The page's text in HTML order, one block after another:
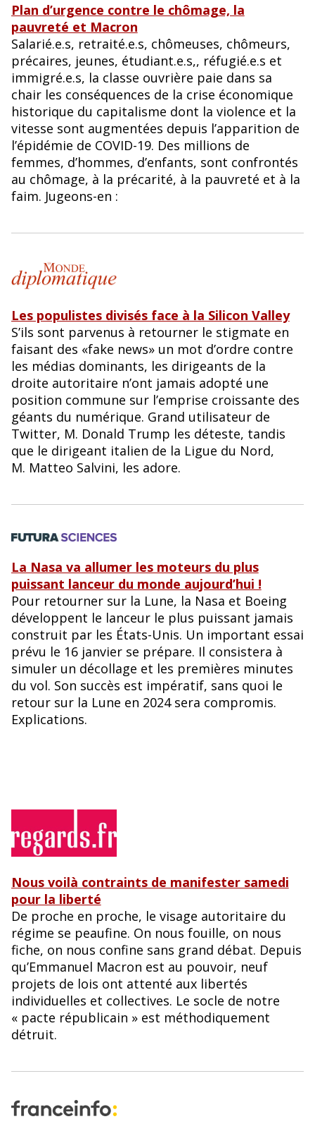
Plan d’urgence contre le chômage, la
pauvreté et Macron
Salarié.e.s, retraité.e.s, chômeuses, chômeurs,
précaires, jeunes, étudiant.e.s,, réfugié.e.s et
immigré.e.s, la classe ouvrière paie dans sa
chair les conséquences de la crise économique
historique du capitalisme dont la violence et la
vitesse sont augmentées depuis l’apparition de
l’épidémie de COVID-19. Des millions de
femmes, d’hommes, d’enfants, sont confrontés
au chômage, à la précarité, à la pauvreté et à la
faim. Jugeons-en :
Les populistes divisés face à la Silicon Valley
S’ils sont parvenus à retourner le stigmate en
faisant des «fake news» un mot d’ordre contre
les médias dominants, les dirigeants de la
droite autoritaire n’ont jamais adopté une
position commune sur l’emprise croissante des
géants du numérique. Grand utilisateur de
Twitter, M. Donald Trump les déteste, tandis
que le dirigeant italien de la Ligue du Nord,
M. Matteo Salvini, les adore.
La Nasa va allumer les moteurs du plus
puissant lanceur du monde aujourd’hui !
Pour retourner sur la Lune, la Nasa et Boeing
développent le lanceur le plus puissant jamais
construit par les États-Unis. Un important essai
prévu le 16 janvier se prépare. Il consistera à
simuler un décollage et les premières minutes
du vol. Son succès est impératif, sans quoi le
retour sur la Lune en 2024 sera compromis.
Explications.
Nous voilà contraints de manifester samedi
pour la liberté
De proche en proche, le visage autoritaire du
régime se peaufine. On nous fouille, on nous
fiche, on nous confine sans grand débat. Depuis
qu’Emmanuel Macron est au pouvoir, neuf
projets de lois ont attenté aux libertés
individuelles et collectives. Le socle de notre
« pacte républicain » est méthodiquement
détruit.